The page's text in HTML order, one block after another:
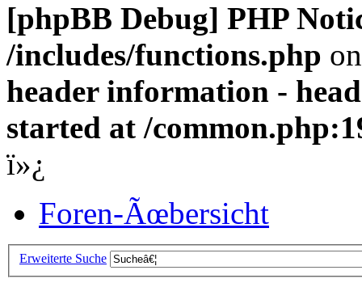
[phpBB Debug] PHP
/includes/functions.php
header information -
started at /
ï»¿
Foren-Ãœbersicht
Erweiterte Suche